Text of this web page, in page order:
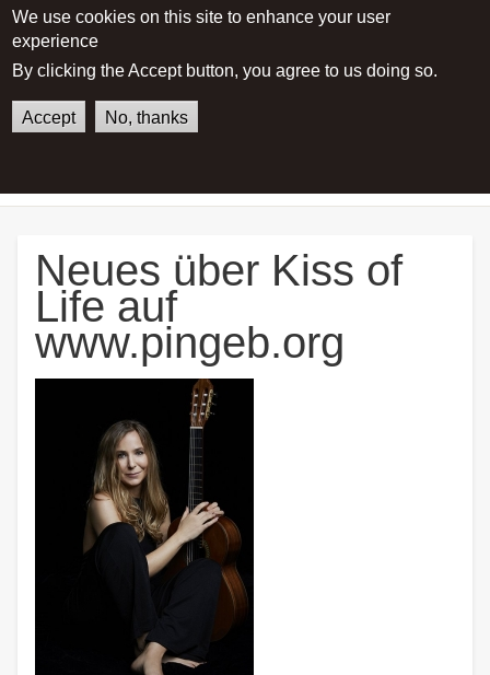
We use cookies on this site to enhance your user
experience
By clicking the Accept button, you agree to us doing so.
Accept No, thanks
Main menu
Home
Neues über Kiss of
Life auf
www.pingeb.org